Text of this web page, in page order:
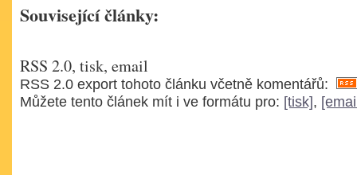
Související články:
RSS 2.0, tisk, email
RSS 2.0 export tohoto článku včetně komentářů:
Můžete tento článek mít i ve formátu pro: [tisk],